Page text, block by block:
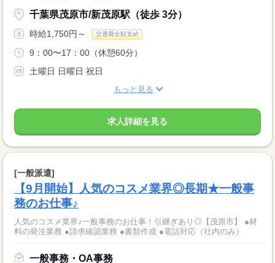
千葉県茂原市/新茂原駅（徒歩 3分）
時給1,750円～ 交通費全額支給
9：00〜17：00（休憩60分）
土曜日 日曜日 祝日
もっと見る
求人詳細を見る
[一般派遣]
【9月開始】人気のコスメ業界◎長期★一般事
務のお仕事♪
人気のコスメ業界♪一般事務のお仕事！引継ぎあり◎【茂原市】 ●材
料の発注業務 ●請求確認業務 ●書類作成 ●電話対応（社内のみ）
一般事務・OA事務